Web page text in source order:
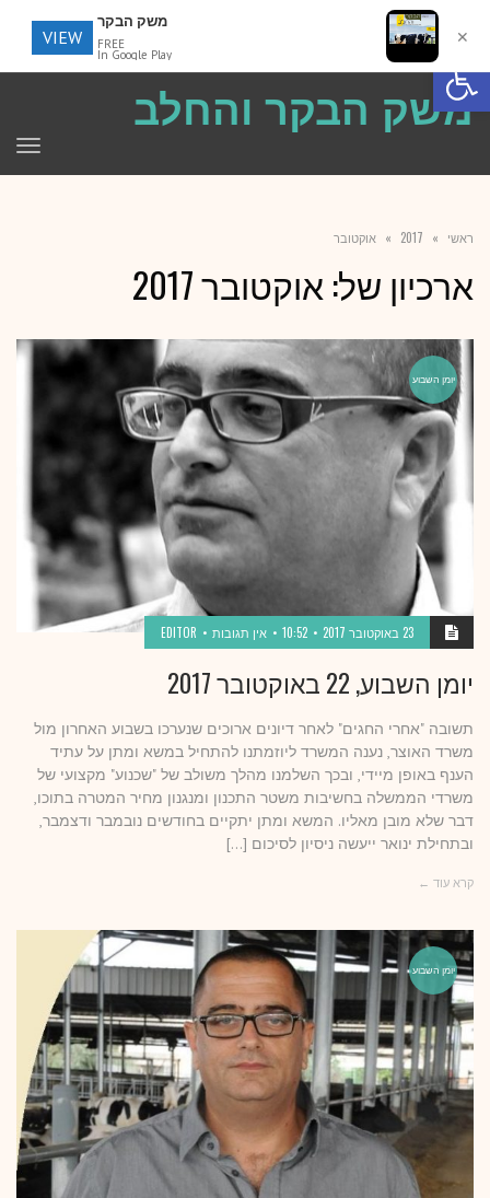
פתח סרגל נגישות
משק הבקר והחלב
ראשי »
2017
» אוקטובר
ארכיון של: אוקטובר 2017
יומן השבוע
23 באוקטובר 2017 10:52 אין תגובות EDITOR
יומן השבוע, 22 באוקטובר 2017
תשובה "אחרי החגים" לאחר דיונים ארוכים שנערכו בשבוע האחרון מול
משרד האוצר, נענה המשרד ליוזמתנו להתחיל במשא ומתן על עתיד
הענף באופן מיידי, ובכך השלמנו מהלך משולב של "שכנוע" מקצועי של
משרדי הממשלה בחשיבות משטר התכנון ומנגנון מחיר המטרה בתוכו,
דבר שלא מובן מאליו. המשא ומתן יתקיים בחודשים נובמבר ודצמבר,
ובתחילת ינואר ייעשה ניסיון לסיכום […]
קרא עוד ←
יומן השבוע
✕
משק הבקר
FREE
In Google Play
VIEW